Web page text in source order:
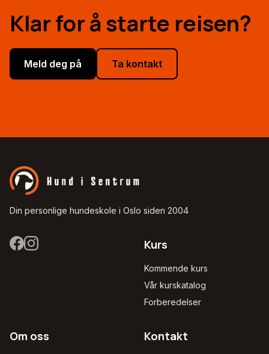
Klar for å starte reisen?
Meld deg på Ta kontakt
Din personlige hundeskole i Oslo siden 2004
Kurs
Kommende kurs
Vår kurskatalog
Forberedelser
Om oss Kontakt